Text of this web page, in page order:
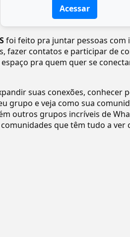
Acessar
foi feito pra juntar pessoas com
fazer contatos e participar de
pra quem quer se
suas conexões, conhecer
grupo e veja como sua
outros grupos incríveis de
que têm tudo a ver